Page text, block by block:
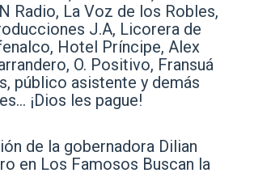
Radio, La Voz de los Robles,
J.A, Licorera de
Hotel Príncipe, Alex
O. Positivo, Fransuá
público asistente y demás
¡Dios les pague!
de la gobernadora Dilian
en Los Famosos Buscan la